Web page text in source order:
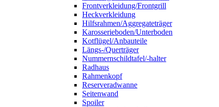
Frontverkleidung/Frontgrill
Heckverkleidung
Hilfsrahmen/Aggregateträger
Karosserieboden/Unterboden
Kotflügel/Anbauteile
Längs-/Querträger
Nummernschildtafel/-halter
Radhaus
Rahmenkopf
Reserveradwanne
Seitenwand
Spoiler